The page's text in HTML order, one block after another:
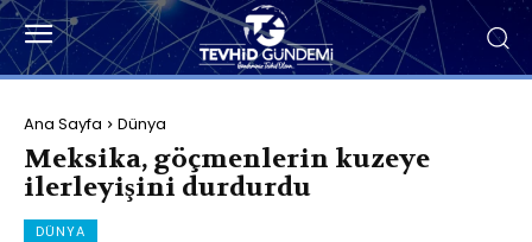
Ana Sayfa Dünya
Meksika, göçmenlerin kuzeye
ilerleyişini durdurdu
DÜNYA